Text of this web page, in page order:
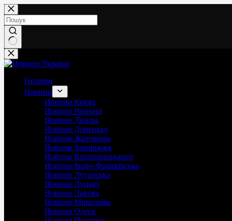
Перейти
до
вмісту
Немає
результатів
Головна
Новини
Новини Києва
Новини Вінниці
Новини Дніпра
Новини Донецьку
Новини Житомира
Новини Запоріжжя
Новини Кропивницького
Новини Івано-Франківська
Новини Луганська
Новини Луцьку
Новини Львова
Новини Миколаїва
Новини Одеси